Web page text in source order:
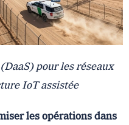
pour les réseaux
IoT assistée
les opérations dans